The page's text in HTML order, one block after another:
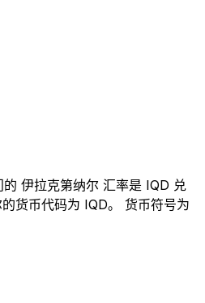
伊拉克第纳尔 汇率是 IQD 兑
货币代码为 IQD。 货币符号为